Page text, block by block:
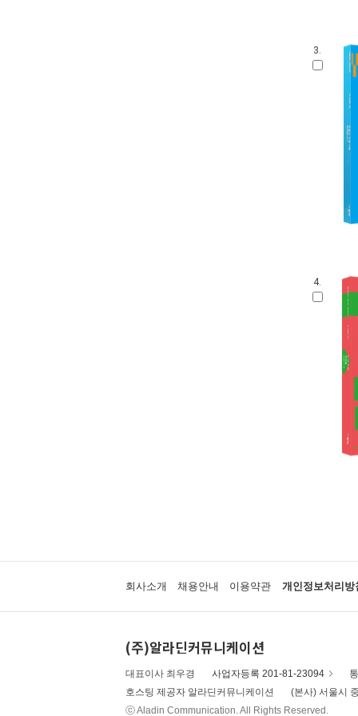
3.
4.
회사소개 채용안내 이용약관 개인정보처리방
(주)알라딘커뮤니케이션
대표이사 최우경 사업자등록 201-81-23094
호스팅 제공자 알라딘커뮤니케이션
(본사) 서울시
ⓒ Aladin Communication. All Rights Reserved.